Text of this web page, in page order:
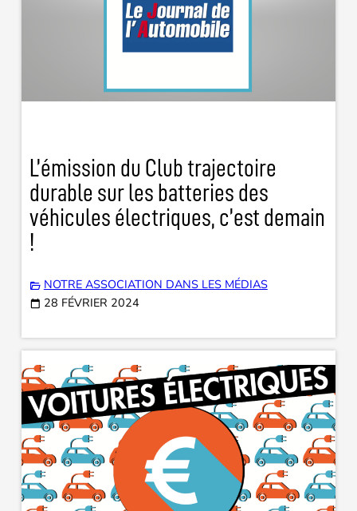
L’émission du Club trajectoire
durable sur les batteries des
véhicules électriques, c’est demain
!
NOTRE ASSOCIATION DANS LES MÉDIAS
28 FÉVRIER 2024